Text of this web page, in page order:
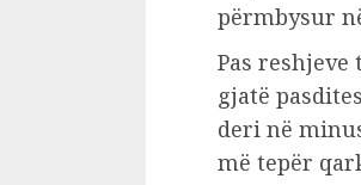
përmbysur
Pas
gjatë
deri në
më tepër